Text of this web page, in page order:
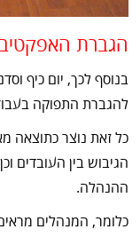
הגברת
בנוסף לכך, יום כיף
להגברת התפוקה
כל זאת נוצר כתוצאה
הגיבוש בין העובדים
ההנהלה.
כלומר, המנהלים